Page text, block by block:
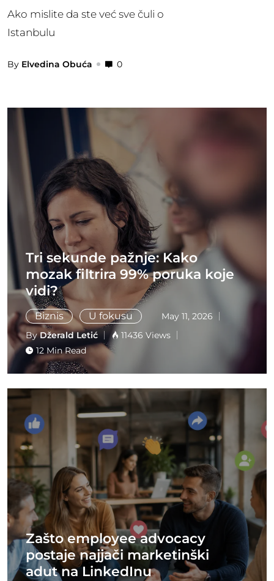
Ako mislite da ste već sve čuli o
Istanbulu
By Elvedina Obuća 0
Tri sekunde pažnje: Kako
mozak filtrira 99% poruka koje
vidi?
Biznis U fokusu
May 11, 2026
ByDžerald Letić
11436 Views
12 Min Read
Zašto employee advocacy
postaje najjači marketinški
adut na LinkedInu